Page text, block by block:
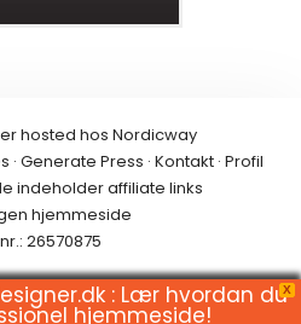
hosted hos Nordicway
· Generate Press · Kontakt · Profil
indeholderaffiliate links
hjemmeside
26570875
X
: Lær hvordan du
hjemmeside!